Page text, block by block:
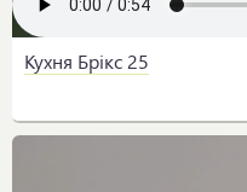
Кухня Брікс 25